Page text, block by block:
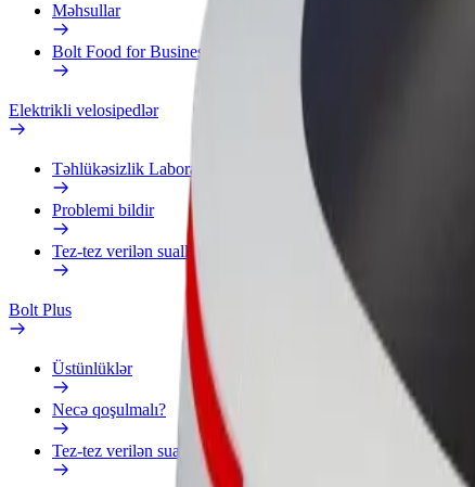
Məhsullar
Bolt Food for Business
Elektrikli velosipedlər
Təhlükəsizlik Laboratoriyası
Problemi bildir
Tez-tez verilən suallar
Bolt Plus
Üstünlüklər
Necə qoşulmalı?
Tez-tez verilən suallar